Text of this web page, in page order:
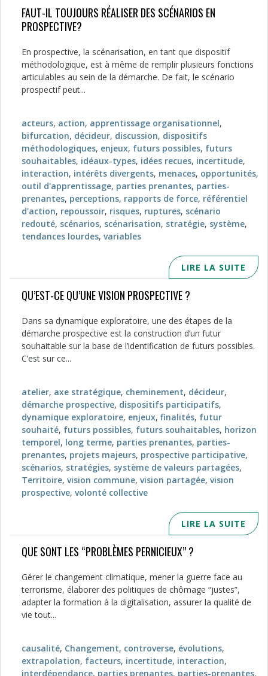
FAUT-IL TOUJOURS RÉALISER DES SCÉNARIOS EN
PROSPECTIVE?
En prospective, la scénarisation, en tant que dispositif
méthodologique, est à même de remplir plusieurs fonctions
articulables au sein de la démarche. De fait, le scénario
prospectif peut...
acteurs, action, apprentissage organisationnel,
bifurcation, décideur, discussion, dispositifs
méthodologiques, enjeux, futurs possibles, futurs
souhaitables, idéaux-types, idées recues, incertitude,
interaction, intérêts divergents, menaces, opportunités,
outil d'apprentissage, parties prenantes, parties-
prenantes, perceptions, rapports de force, référentiel
d'action, repoussoir, risques, ruptures, scénario
redouté, scénarios, scénarisation, stratégie, système,
tendances lourdes, variables
LIRE LA SUITE
QU’EST-CE QU’UNE VISION PROSPECTIVE ?
Dans sa dynamique exploratoire, une des étapes de la
démarche prospective est la construction d’un futur
souhaitable sur la base de l’identification de futurs possibles.
C’est sur ce...
atelier, axe stratégique, cheminement, décideur,
démarche prospective, dispositifs participatifs,
dynamique exploratoire, enjeux, finalités, futur
souhaité, futurs possibles, futurs souhaitables, horizon
temporel, long terme, parties prenantes, parties-
prenantes, projets majeurs, prospective participative,
scénarios, stratégies, système de valeurs partagées,
Territoire, vision commune, vision partagée, vision
prospective, volonté collective
LIRE LA SUITE
QUE SONT LES “PROBLÈMES PERNICIEUX” ?
Gérer le changement climatique, mener la guerre face au
terrorisme, élaborer des politiques de chômage “justes”,
adapter la formation à la digitalisation, assurer la qualité de
vie tout...
causalité, Changement, controverse, évolutions,
extrapolation, facteurs, incertitude, interaction,
interdépendance, parties prenantes, parties-prenantes,